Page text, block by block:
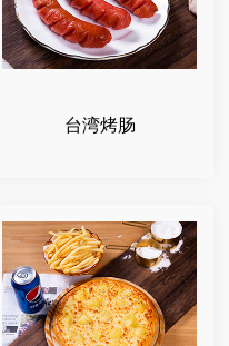
台湾烤肠